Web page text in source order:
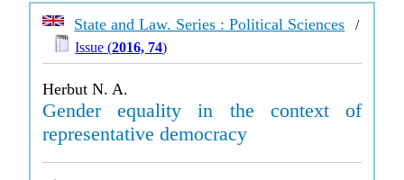
State and Law. Series : Political Sciences /
Issue (2016, 74)
Herbut N. A.
Gender equality in the context of
representative democracy